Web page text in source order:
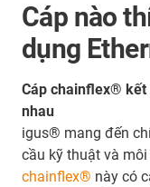
Cáp nào
dụng
Cáp chainflex® kết
nhau
igus® mang đến
cầu kỹ thuật và
chainflex® này có